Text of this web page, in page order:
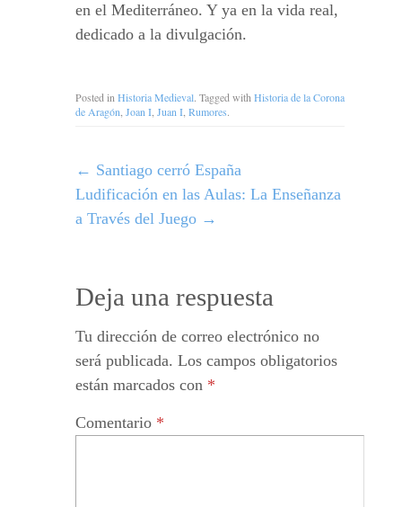
en el Mediterráneo. Y ya en la vida real,
dedicado a la divulgación.
Posted in Historia Medieval. Tagged with Historia de la Corona
de Aragón Joan I Juan I Rumores.
← Santiago cerró España
Ludificación en las Aulas: La Enseñanza
a Través del Juego →
Deja una respuesta
Tu dirección de correo electrónico no
será publicada. Los campos obligatorios
están marcados con *
Comentario *